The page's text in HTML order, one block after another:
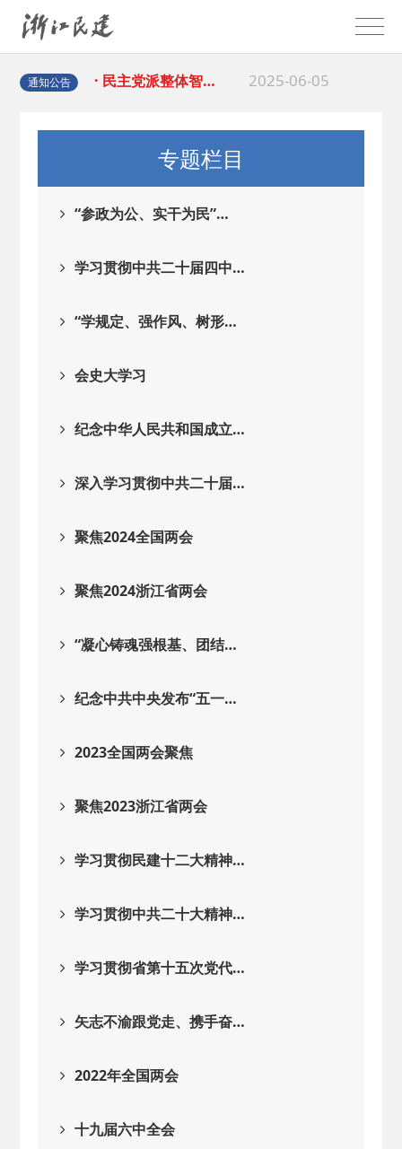
通知公告
· 民主党派整体智…
· 民建省委会民主… 2025-04-10
· 中国民主建国会… 2025-02-24
· 中国民主建国会… 2024-08-28
专题栏目
“参政为公、实干为民”…
学习贯彻中共二十届四中…
“学规定、强作风、树形…
会史大学习
纪念中华人民共和国成立…
深入学习贯彻中共二十届…
聚焦2024全国两会
聚焦2024浙江省两会
“凝心铸魂强根基、团结…
纪念中共中央发布“五一…
2023全国两会聚焦
聚焦2023浙江省两会
学习贯彻民建十二大精神…
学习贯彻中共二十大精神…
学习贯彻省第十五次党代…
矢志不渝跟党走、携手奋…
2022年全国两会
十九届六中全会